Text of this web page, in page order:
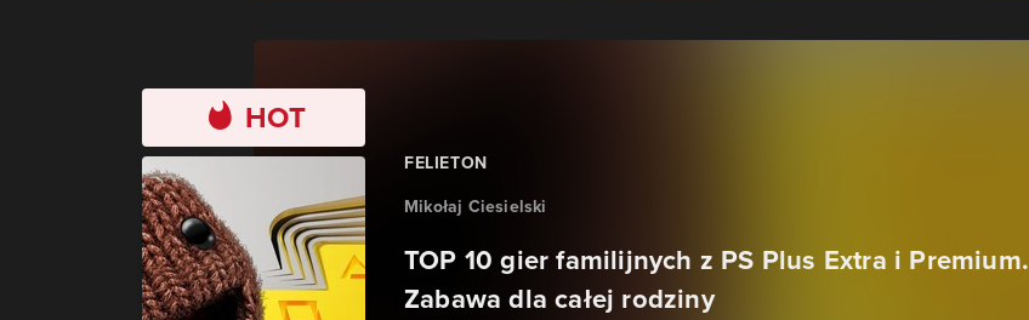
HOT
FELIETON
Mikołaj Ciesielski
TOP 10 gier familijnych z PS Plus Extra i Premium.
Zabawa dla całej rodziny